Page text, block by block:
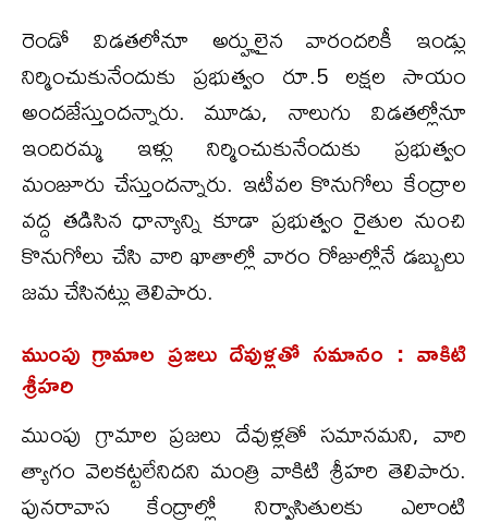
రెండో విడతలోనూ అర్హులైన వారందరికీ ఇండ్లు
నిర్మించుకునేందుకు ప్రభుత్వం రూ.5 లక్షల సాయం
అందజేస్తుందన్నారు. మూడు, నాలుగు విడతల్లోనూ
ఇందిరమ్మ ఇళ్లు నిర్మించుకునేందుకు ప్రభుత్వం
మంజూరు చేస్తుందన్నారు. ఇటీవల కొనుగోలు కేంద్రాల
వద్ద తడిసిన ధాన్యాన్ని కూడా ప్రభుత్వం రైతుల నుంచి
కొనుగోలు చేసి వారి ఖాతాల్లో వారం రోజుల్లోనే డబ్బులు
జమ చేసినట్లు తెలిపారు.
ముంపు గ్రామాల ప్రజలు దేవుళ్లతో సమానం : వాకిటి
శ్రీహరి
ముంపు గ్రామాల ప్రజలు దేవుళ్లతో సమానమని, వారి
త్యాగం వెలకట్టలేనిదని మంత్రి వాకిటి శ్రీహరి తెలిపారు.
పునరావాస కేంద్రాల్లో నిర్వాసితులకు ఎలాంటి